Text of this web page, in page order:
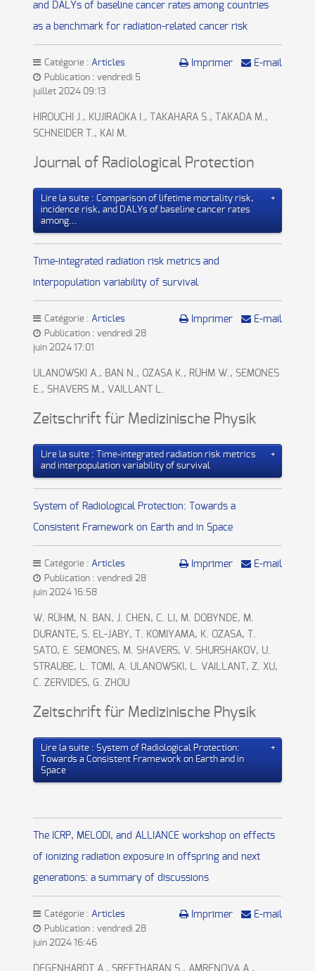
and DALYs of baseline cancer rates among countries
as a benchmark for radiation-related cancer risk
Imprimer E-mail
Catégorie : Articles
Publication : vendredi 5
juillet 2024 09:13
HIROUCHI J., KUJIRAOKA I., TAKAHARA S., TAKADA M.,
SCHNEIDER T., KAI M.
Journal of Radiological Protection
Lire la suite : Comparison of lifetime mortality risk,
incidence risk, and DALYs of baseline cancer rates
among...
Time-integrated radiation risk metrics and
interpopulation variability of survival
Imprimer E-mail
Catégorie : Articles
Publication : vendredi 28
juin 2024 17:01
ULANOWSKI A., BAN N., OZASA K., RÜHM W., SEMONES
E., SHAVERS M., VAILLANT L.
Zeitschrift für Medizinische Physik
Lire la suite : Time-integrated radiation risk metrics
and interpopulation variability of survival
System of Radiological Protection: Towards a
Consistent Framework on Earth and in Space
Imprimer E-mail
Catégorie : Articles
Publication : vendredi 28
juin 2024 16:58
W. RÜHM, N. BAN, J. CHEN, C. LI, M. DOBYNDE, M.
DURANTE, S. EL-JABY, T. KOMIYAMA, K. OZASA, T.
SATO, E. SEMONES, M. SHAVERS, V. SHURSHAKOV, U.
STRAUBE, L. TOMI, A. ULANOWSKI, L. VAILLANT, Z. XU,
C. ZERVIDES, G. ZHOU
Zeitschrift für Medizinische Physik
Lire la suite : System of Radiological Protection:
Towards a Consistent Framework on Earth and in
Space
The ICRP, MELODI, and ALLIANCE workshop on effects
of ionizing radiation exposure in offspring and next
generations: a summary of discussions
Imprimer E-mail
Catégorie : Articles
Publication : vendredi 28
juin 2024 16:46
DEGENHARDT A., SREETHARAN S., AMRENOVA A.,